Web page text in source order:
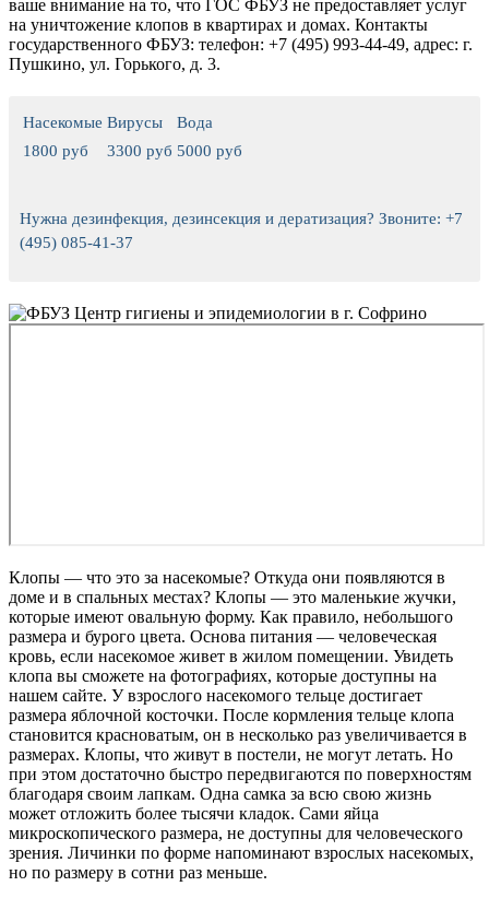
ваше внимание на то, что ГОС ФБУЗ не предоставляет услуг
на уничтожение клопов в квартирах и домах. Контакты
государственного ФБУЗ: телефон: +7 (495) 993-44-49, адрес: г.
Пушкино, ул. Горького, д. 3.
Насекомые Вирусы
Вода
1800 руб
3300 руб 5000 руб
Нужна дезинфекция, дезинсекция и дератизация? Звоните: +7
(495) 085-41-37
Клопы — что это за насекомые? Откуда они появляются в
доме и в спальных местах? Клопы — это маленькие жучки,
которые имеют овальную форму. Как правило, небольшого
размера и бурого цвета. Основа питания — человеческая
кровь, если насекомое живет в жилом помещении. Увидеть
клопа вы сможете на фотографиях, которые доступны на
нашем сайте. У взрослого насекомого тельце достигает
размера яблочной косточки. После кормления тельце клопа
становится красноватым, он в несколько раз увеличивается в
размерах. Клопы, что живут в постели, не могут летать. Но
при этом достаточно быстро передвигаются по поверхностям
благодаря своим лапкам. Одна самка за всю свою жизнь
может отложить более тысячи кладок. Сами яйца
микроскопического размера, не доступны для человеческого
зрения. Личинки по форме напоминают взрослых насекомых,
но по размеру в сотни раз меньше.